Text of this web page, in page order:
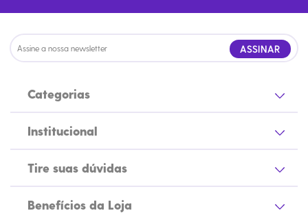
ASSINAR
Categorias
Institucional
Tire suas dúvidas
Benefícios da Loja